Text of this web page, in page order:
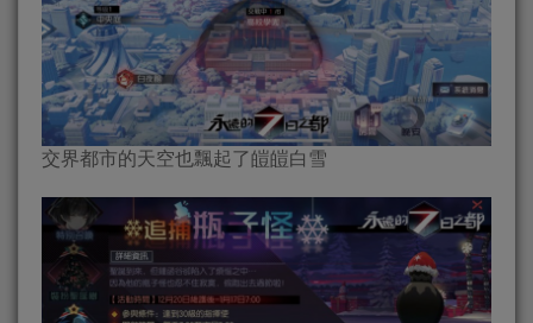
交界都市的天空也飄起了皚皚白雪